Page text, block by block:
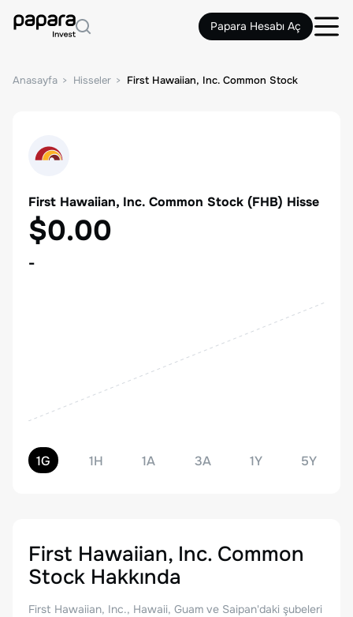
Papara Hesabı Aç
Anasayfa Hisseler First Hawaiian, Inc. Common Stock
First Hawaiian, Inc. Common Stock (FHB) Hisse
$0.00
-
1G 1H 1A 3A 1Y 5Y
First Hawaiian, Inc. Common
Stock Hakkında
First Hawaiian, Inc., Hawaii, Guam ve Saipan'daki şubeleri